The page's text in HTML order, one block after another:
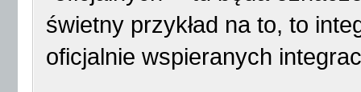
świetny przykład na to, to
oficjalnie wspieranych